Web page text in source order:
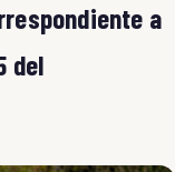
a
del